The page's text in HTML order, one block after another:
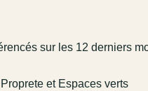
sur les 12 derniers
et Espaces verts